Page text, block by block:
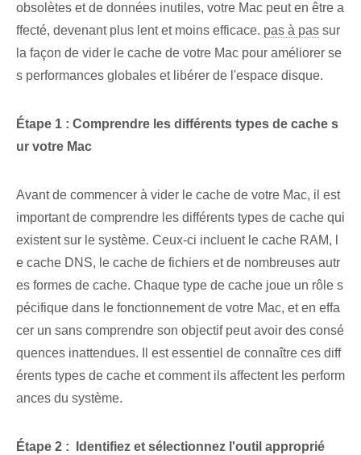
obsolètes et de données inutiles, votre Mac peut en être a
ffecté, devenant plus lent et moins efficace. pas à pas sur
la façon de vider le cache de votre Mac pour améliorer se
s performances globales et libérer de l'espace disque.
Étape 1 : Comprendre les différents types de cache s
ur votre Mac
Avant de commencer à vider le cache de votre Mac, il est
important de comprendre les différents types de cache qui
existent sur le système. Ceux-ci incluent le cache RAM, l
e cache DNS, le cache de fichiers et de nombreuses autr
es formes de cache. ⁢Chaque type de cache joue un rôle s
pécifique dans le fonctionnement de votre Mac, et en effa
cer un sans comprendre son objectif peut avoir des consé
quences inattendues.‌ Il est essentiel de connaître ces diff
érents types de cache et comment ils affectent les perform
ances du système.
Étape 2 : ‍ Identifiez et sélectionnez l'outil approprié